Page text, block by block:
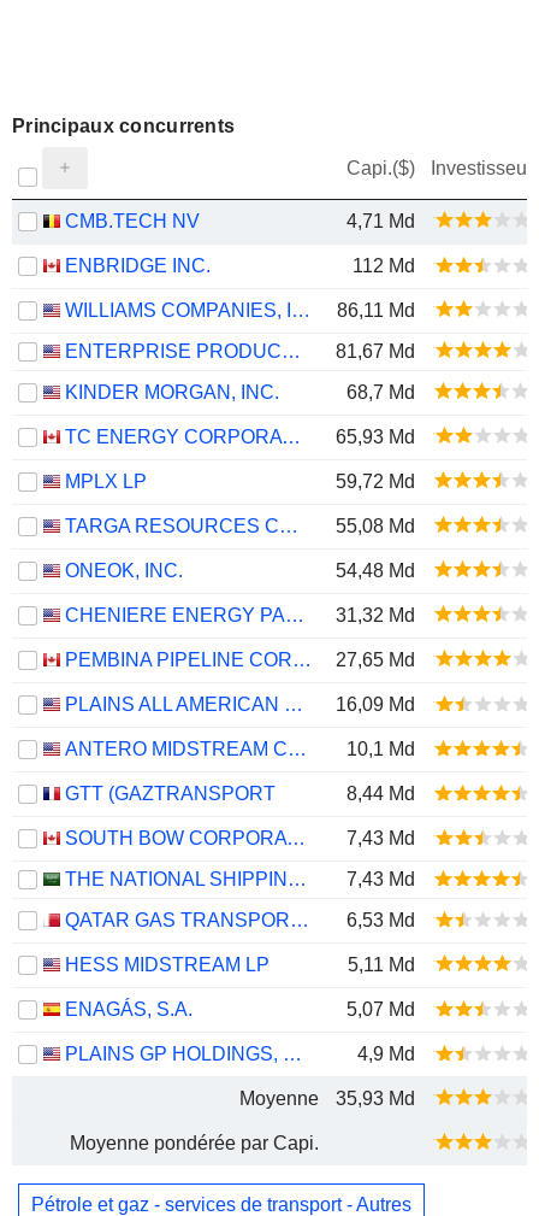
Principaux concurrents
Capi.($) Investisseur
CMB.TECH NV 4,71 Md
ENBRIDGE INC. 112 Md
WILLIAMS COMPANIES, INC.
86,11 Md
ENTERPRISE PRODUCTS PARTNERS L.P.
81,67 Md
KINDER MORGAN, INC.
68,7 Md
TC ENERGY CORPORATION 65,93 Md
MPLX LP 59,72 Md
TARGA RESOURCES CORP. 55,08 Md
ONEOK, INC. 54,48 Md
CHENIERE ENERGY PARTNERS, L.P. 31,32 Md
PEMBINA PIPELINE CORPORATION 27,65 Md
PLAINS ALL AMERICAN PIPELINE, L.P. 16,09 Md
ANTERO MIDSTREAM CORPORATION 10,1 Md
GTT (GAZTRANSPORT 8,44 Md
SOUTH BOW CORPORATION
7,43 Md
THE NATIONAL SHIPPING COMPANY OF SAUDI ARABIA
7,43 Md
QATAR GAS TRANSPORT COMPANY LIMITED (NAKILAT) (QPSC)
6,53 Md
HESS MIDSTREAM LP 5,11 Md
ENAGÁS, S.A. 5,07 Md
PLAINS GP HOLDINGS, L.P. 4,9 Md
Moyenne 35,93 Md
Moyenne pondérée par Capi.
Pétrole et gaz - services de transport - Autres